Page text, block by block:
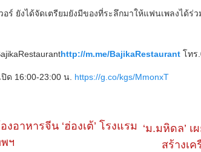
ร์ ยังได้จัดเตรียมยังมีของที่ระลึกมาให้แฟนเพลงได้
http://m.me/BajikaRestaurant โทร
ด 16:00-23:00 น. https://g.co/kgs/MmonxT
อาหารจีน​ ‘ฮ่องเต้’ โรงแรม​
ฯ​
‘ม.มหิดล’
สร้างเ